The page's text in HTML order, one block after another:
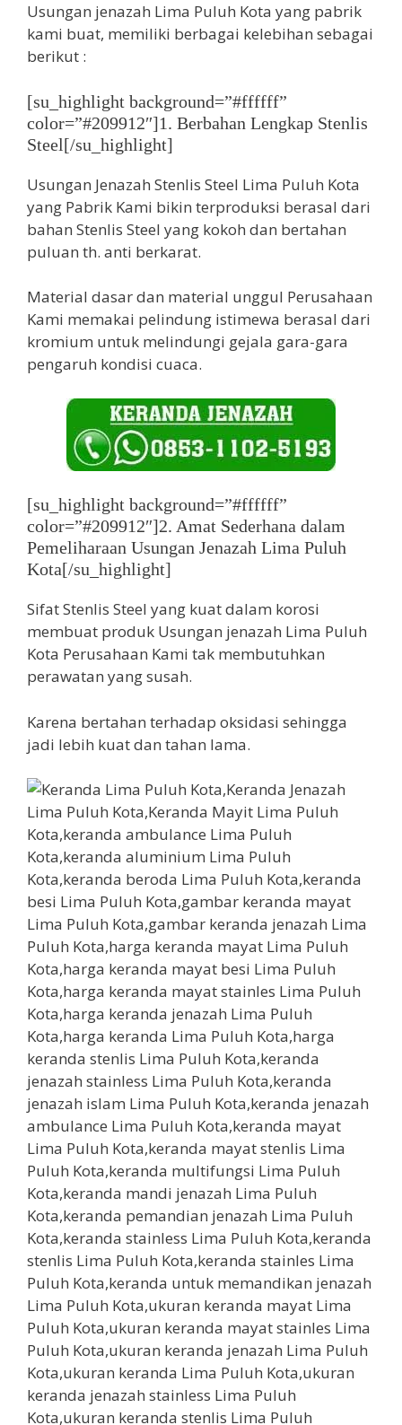
Usungan jenazah Lima Puluh Kota yang pabrik
kami buat, memiliki berbagai kelebihan sebagai
berikut :
[su_highlight background=”#ffffff”
color=”#209912″]1. Berbahan Lengkap Stenlis
Steel[/su_highlight]
Usungan Jenazah Stenlis Steel Lima Puluh Kota
yang Pabrik Kami bikin terproduksi berasal dari
bahan Stenlis Steel yang kokoh dan bertahan
puluan th. anti berkarat.
Material dasar dan material unggul Perusahaan
Kami memakai pelindung istimewa berasal dari
kromium untuk melindungi gejala gara-gara
pengaruh kondisi cuaca.
[su_highlight background=”#ffffff”
color=”#209912″]2. Amat Sederhana dalam
Pemeliharaan Usungan Jenazah Lima Puluh
Kota[/su_highlight]
Sifat Stenlis Steel yang kuat dalam korosi
membuat produk Usungan jenazah Lima Puluh
Kota Perusahaan Kami tak membutuhkan
perawatan yang susah.
Karena bertahan terhadap oksidasi sehingga
jadi lebih kuat dan tahan lama.